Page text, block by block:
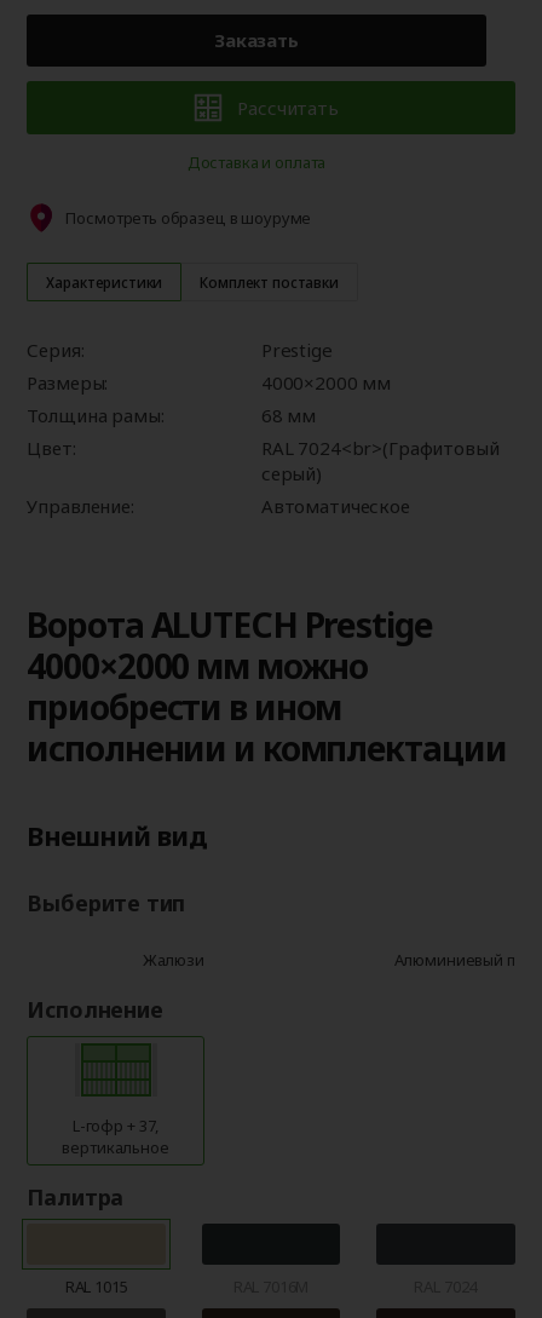
Характеристики Комплект поставки
Серия:
Prestige
Размеры:
4000×2000 мм
Толщина рамы:
68 мм
Цвет:
RAL 7024<br>(Графитовый
серый)
Управление:
Автоматическое
Заказать
Рассчитать
Доставка и оплата
Посмотреть образец в шоуруме
Ворота ALUTECH Prestige
4000×2000 мм можно
приобрести в ином
исполнении и комплектации
Внешний вид
Выберите тип
Жалюзи Алюминиевый
Исполнение
L-гофр + 37,
вертикальное
Палитра
RAL 1015